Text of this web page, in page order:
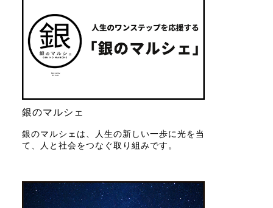
銀のマルシェ
銀のマルシェは、人生の新しい一歩に光を当
て、人と社会をつなぐ取り組みです。